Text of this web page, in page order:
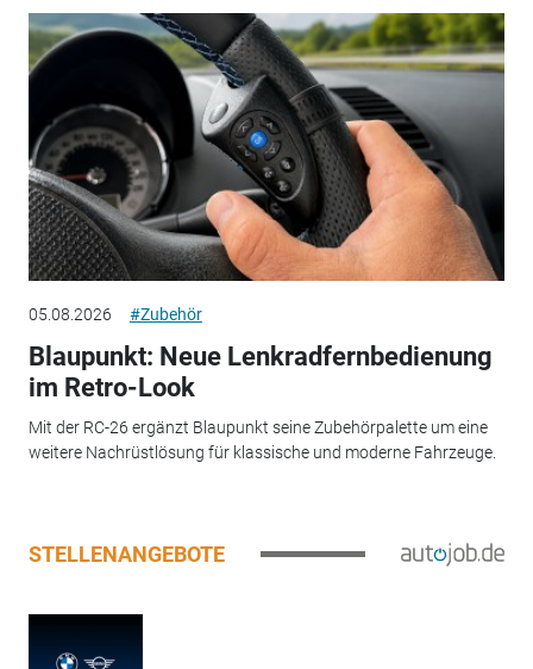
05.08.2026 #Zubehör
Blaupunkt: Neue Lenkradfernbedienung
im Retro-Look
Mit der RC-26 ergänzt Blaupunkt seine Zubehörpalette um eine
weitere Nachrüstlösung für klassische und moderne Fahrzeuge.
STELLENANGEBOTE